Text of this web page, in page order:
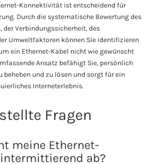
Konnektivität ist entscheidend für
Durch die systematische Bewertung des
der Verbindungssicherheit, des
Umweltfaktoren können Sie identifizieren
ein Ethernet-Kabel nicht wie gewünscht
Ansatz befähigt Sie, persönlich
beheben und zu lösen und sorgt für ein
Interneterlebnis.
Fragen
meine Ethernet-
ab?